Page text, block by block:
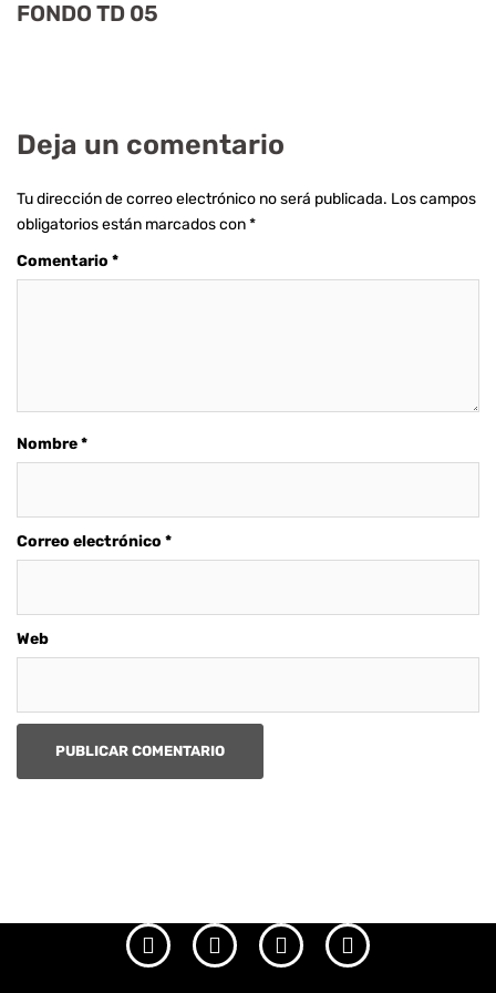
FONDO TD 05
Deja un comentario
Tu dirección de correo electrónico no será publicada. Los campos
obligatorios están marcados con*
Comentario *
Nombre*
Correo electrónico *
Web